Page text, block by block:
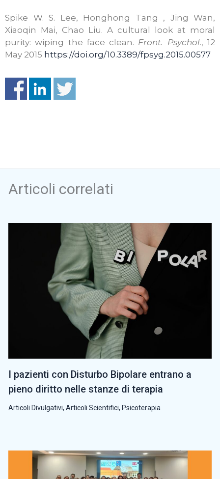
Spike W. S. Lee, Honghong Tang , Jing Wan,
Xiaoqin Mai, Chao Liu. A cultural look at moral
purity: wiping the face clean. Front. Psychol., 12
May 2015 https://doi.org/10.3389/fpsyg.2015.00577
Articoli correlati
I pazienti con Disturbo Bipolare entrano a
pieno diritto nelle stanze di terapia
Articoli Divulgativi, Articoli Scientifici, Psicoterapia